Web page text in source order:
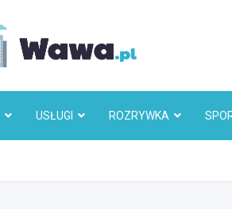
USŁUGI ROZRYWKA